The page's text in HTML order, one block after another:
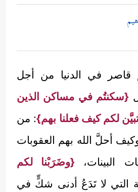
قاصر في الدنيا من أجل
{سكنتُم في مساكن الذين
لكم كيف فعلنا بهم}: من
أحلَّ الله بهم العقوبات
البينات، {وضَرَبْنا لكم
التي لا تَدَعُ أدنى شكٍّ في